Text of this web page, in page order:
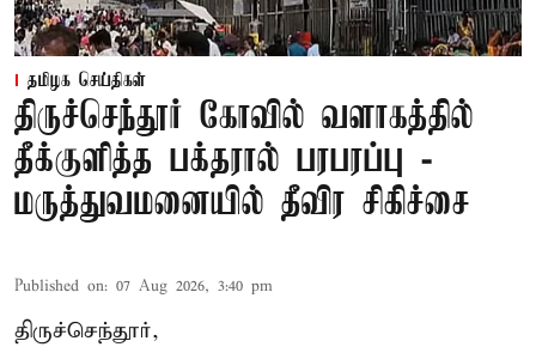
தமிழக செய்திகள்
திருச்செந்தூர் கோவில் வளாகத்தில்
தீக்குளித்த பக்தரால் பரபரப்பு -
மருத்துவமனையில் தீவிர சிகிச்சை
Published on: 07 Aug 2026, 3:40 pm
திருச்செந்தூர்,